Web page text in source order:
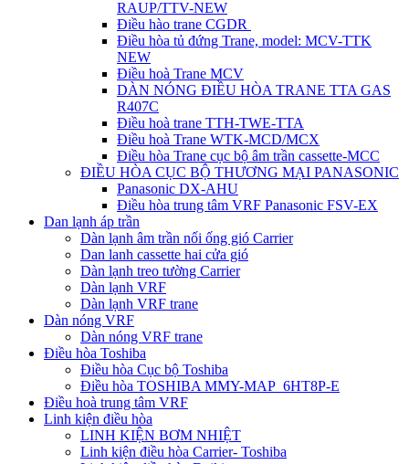
RAUP/TTV-NEW
Điều hào trane CGDR
Điều hòa tủ đứng Trane, model: MCV-TTK
NEW
Điều hoà Trane MCV
DÀN NÓNG ĐIỀU HÒA TRANE TTA GAS
R407C
Điều hoà trane TTH-TWE-TTA
Điều hoà Trane WTK-MCD/MCX
Điều hòa Trane cục bộ âm trần cassette-MCC
ĐIỀU HÒA CỤC BỘ THƯƠNG MẠI PANASONIC
Panasonic DX-AHU
Điều hòa trung tâm VRF Panasonic FSV-EX
Dan lạnh áp trần
Dàn lạnh âm trần nối ống gió Carrier
Dan lanh cassette hai cửa gió
Dàn lạnh treo tường Carrier
Dàn lạnh VRF
Dàn lạnh VRF trane
Dàn nóng VRF
Dàn nóng VRF trane
Điều hòa Toshiba
Điều hòa Cục bộ Toshiba
Điều hòa TOSHIBA MMY-MAP_6HT8P-E
Điều hoà trung tâm VRF
Linh kiện điều hòa
LINH KIỆN BƠM NHIỆT
Linh kiện điều hòa Carrier- Toshiba